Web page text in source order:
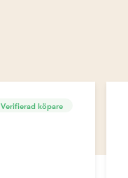
Verifierad köpare